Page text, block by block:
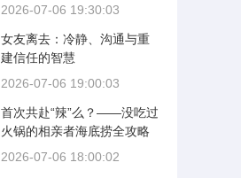
2026-07-06 19:30:03
女友离去：冷静、沟通与重
建信任的智慧
2026-07-06 19:00:03
首次共赴“辣”么？——没吃过
火锅的相亲者海底捞全攻略
2026-07-06 18:00:02